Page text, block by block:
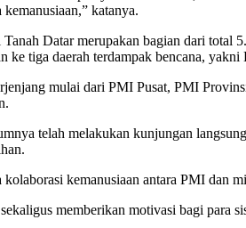
katanya.
Datar merupakan bagian dari
tiga daerah terdampak bencana,
mulai dari PMI Pusat, PMI
telah melakukan kunjungan
kemanusiaan antara PMI dan
memberikan motivasi bagi para